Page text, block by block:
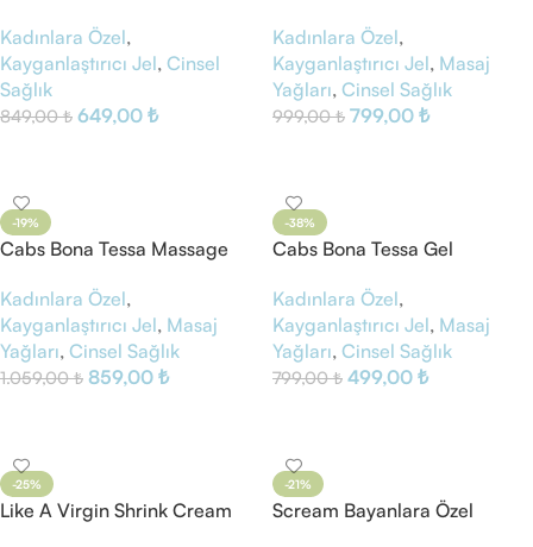
Kadınlara Özel,
Kayganlaştırıcı Jel, Cinsel
Sağlık
849,00₺ 649,00 ₺
Kayganlaştırıcı Jel
Kadınlara Özel,
Kayganlaştırıcı Jel, Masaj
Yağları, Cinsel Sağlık
999,00₺ 799,00 ₺
-19%
Cabs Bona Tessa Massage
Kadınlara Özel,
Kayganlaştırıcı Jel, Masaj
Yağları, Cinsel Sağlık
1.059,00₺ 859,00 ₺
-38%
Cabs Bona Tessa Gel
Kadınlara Özel,
Kayganlaştırıcı Jel, Masaj
Yağları, Cinsel Sağlık
799,00₺ 499,00 ₺
-25%
Like A Virgin Shrink Cream
-21%
Scream Bayanlara Özel